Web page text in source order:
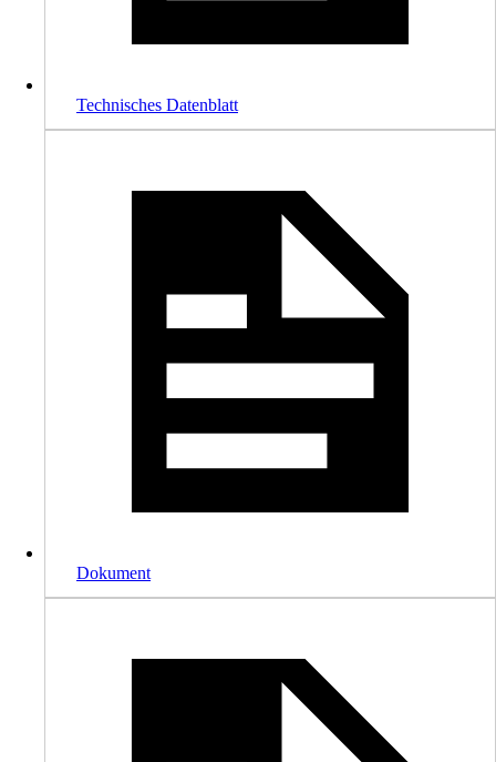
Technisches Datenblatt
Dokument